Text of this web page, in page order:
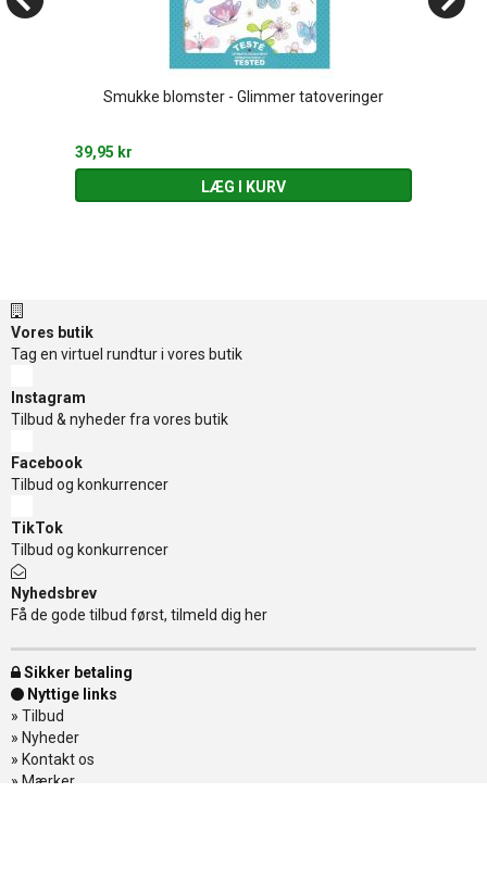
Smukke blomster - Glimmer tatoveringer
39,95 kr
LÆG I KURV
Vores butik
Tag en virtuel rundtur i vores butik
Instagram
Tilbud & nyheder fra vores butik
Facebook
Tilbud og konkurrencer
TikTok
Tilbud og konkurrencer
Nyhedsbrev
Få de gode tilbud først, tilmeld dig her
Sikker betaling
Nyttige links
» Tilbud
» Nyheder
» Kontakt os
» Mærker